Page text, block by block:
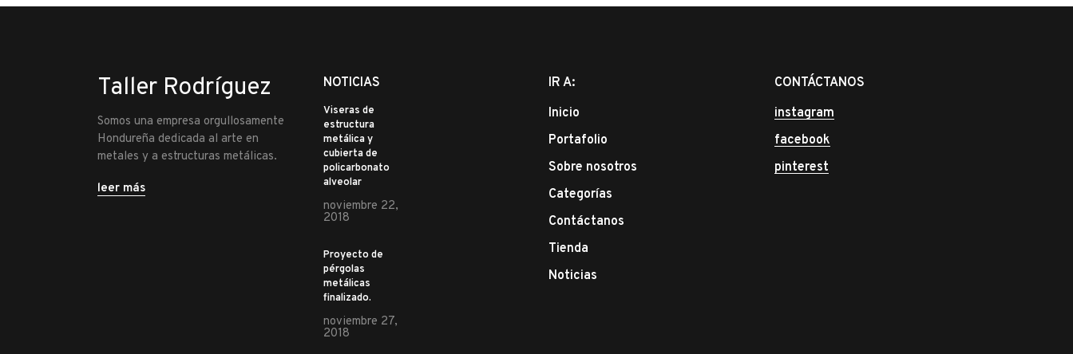
Taller Rodríguez
Somos una empresa orgullosamente
Hondureña dedicada al arte en
metales y a estructuras metálicas.
leer más
NOTICIAS
noviembre 22,
2018
Viseras de
estructura
metálica y
cubierta de
policarbonato
alveolar
noviembre 27,
2018
Proyecto de
pérgolas
metálicas
finalizado.
IR A:
Inicio
Portafolio
Sobre nosotros
Categorías
Contáctanos
Tienda
Noticias
CONTÁCTANOS
instagram
facebook
pinterest